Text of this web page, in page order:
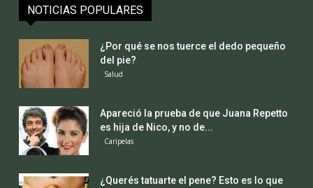
NOTICIAS POPULARES
¿Por qué se nos tuerce el dedo pequeño
del pie?
Salud
Apareció la prueba de que Juana Repetto
es hija de Nico, y no de...
Caripelas
¿Querés tatuarte el pene? Esto es lo que